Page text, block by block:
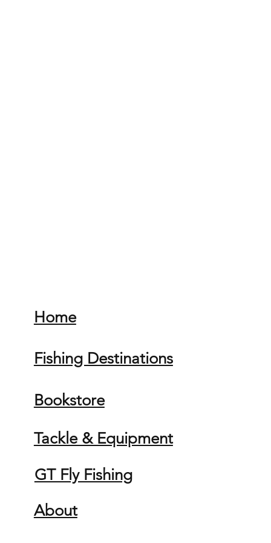
Home
Fishing Destinations
Bookstore
Tackle & Equipment
GT Fly Fishing
About